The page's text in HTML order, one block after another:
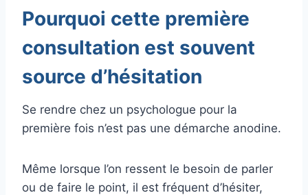
Pourquoi cette première
consultation est souvent
source d’hésitation
Se rendre chez un psychologue pour la
première fois n’est pas une démarche anodine.
Même lorsque l’on ressent le besoin de parler
ou de faire le point, il est fréquent d’hésiter,